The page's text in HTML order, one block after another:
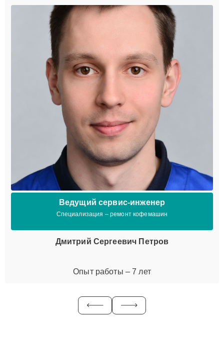
Ведущий сервис-инженер
Специализация – ремонт кофемашин
Дмитрий Сергеевич Петров
Опыт работы – 7 лет